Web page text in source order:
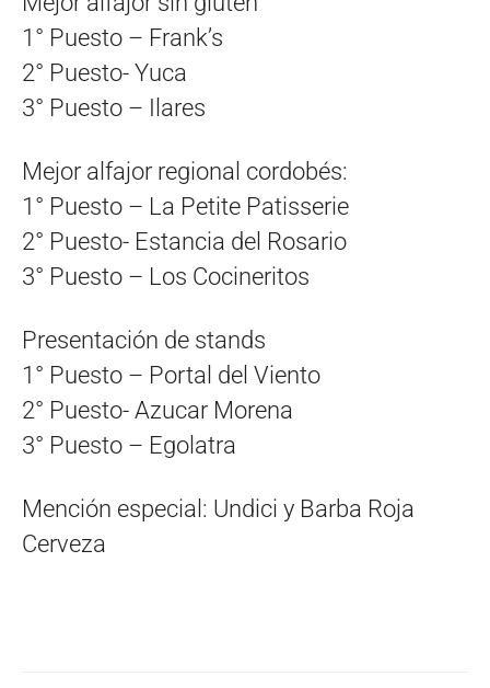
1° Puesto – Frank’s
2° Puesto- Yuca
3° Puesto – Ilares
Mejor alfajor regional cordobés:
1° Puesto – La Petite Patisserie
2° Puesto- Estancia del Rosario
3° Puesto – Los Cocineritos
Presentación de stands
1° Puesto – Portal del Viento
2° Puesto- Azucar Morena
3° Puesto – Egolatra
Mención especial: Undici y Barba Roja
Cerveza